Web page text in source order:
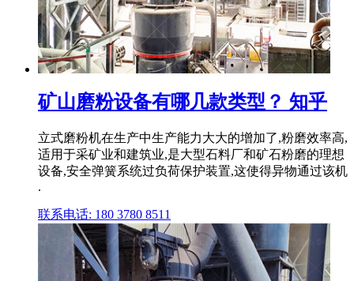
矿山磨粉设备有哪几款类型？ 知乎
立式磨粉机在生产中生产能力大大的增加了,粉磨效率高,
适用于采矿业和建筑业,是大型石料厂和矿石粉磨的理想
设备,安全弹簧系统过负荷保护装置,这使得异物通过该机
.
联系电话: 180 3780 8511